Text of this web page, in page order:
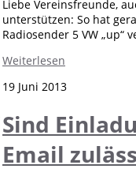
Liebe Vereinsfreunde,
unterstützen: So hat
Radiosender 5 VW „up“
Weiterlesen
19 Juni 2013
Sind
Email